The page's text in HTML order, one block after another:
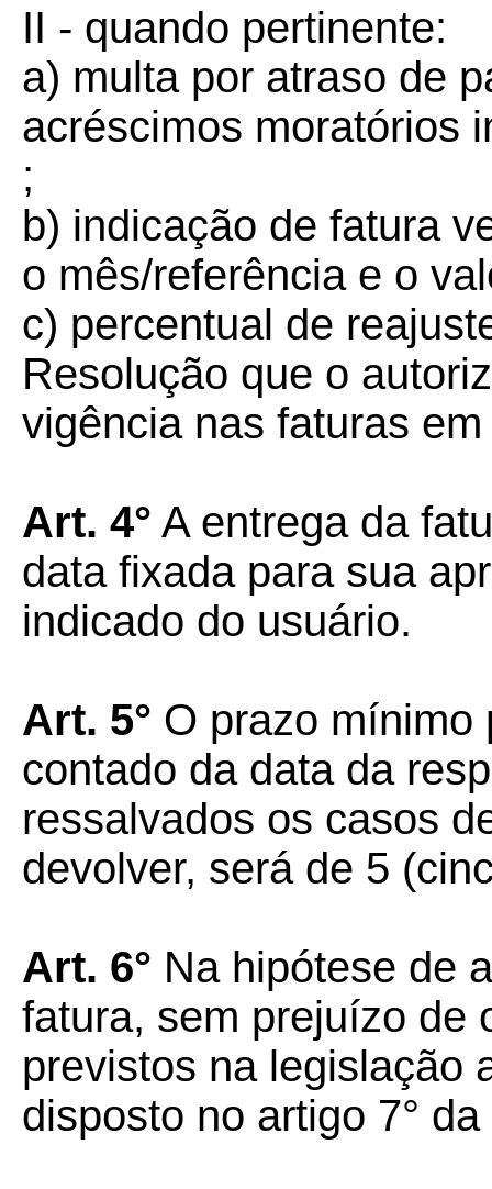
II - quando pertinente:
a) multa por atraso de
acréscimos moratórios
;
b) indicação de fatura
o mês/referência e o
c) percentual de
Resolução que o
vigência nas faturas
Art. 4° A entrega da
data fixada para sua
indicado do usuário.
Art. 5° O prazo mínimo
contado da data da
ressalvados os casos
devolver, será de 5
Art. 6° Na hipótese de
fatura, sem prejuízo de
previstos na legislação
disposto no artigo 7°